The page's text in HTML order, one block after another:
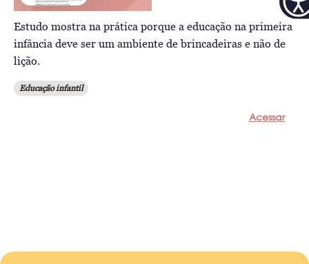
Estudo mostra na prática porque a educação na primeira
infância deve ser um ambiente de brincadeiras e não de
lição.
Educação infantil
Acessar